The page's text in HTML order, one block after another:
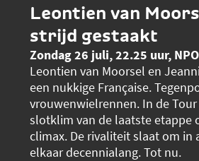
Leontien van
strijd gestaakt
Zondag 26 juli, 22.25 uur,
Leontien van Moorsel en
een nukkige Française.
vrouwenwielrennen. In de
slotklim van de laatste etappe
climax. De rivaliteit slaat om
elkaar decennialang. Tot nu.